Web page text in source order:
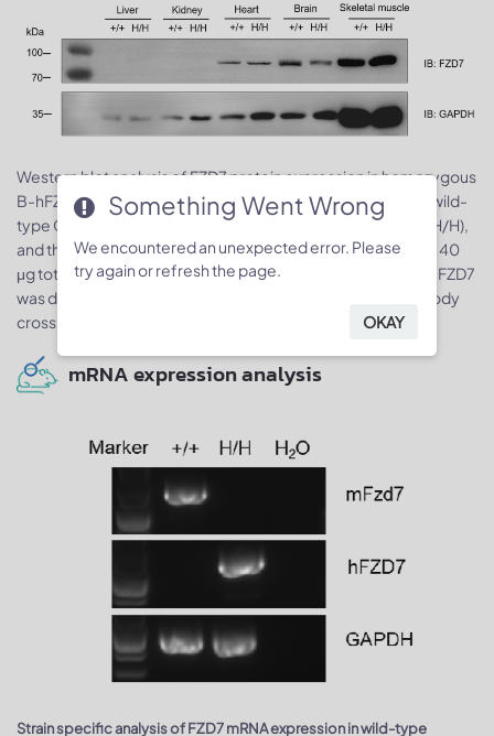
Western blot analysis of FZD7 protein expression in homozygous
B-hFZD7 mice. Various tissue lysates were collected from wild-
type C57BL/6 mice (+/+) and homozygous B-hFZD7 mice (H/H),
and then analyzed by western blot with anti-FZD7 antibody. 40
μg total proteins were loaded for western blotting analysis. FZD7
was detected in heart, brain and skeletal muscle. The antibody
cross recognizes human and mouse FZD7.
mRNA expression analysis
Strain specific analysis of FZD7 mRNA expression in wild-type
Something Went Wrong
We encountered an unexpected error. Please
try again or refresh the page.
OKAY